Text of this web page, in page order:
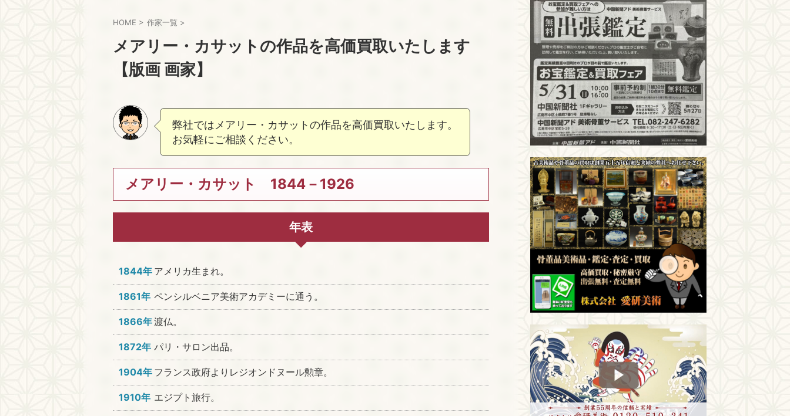
HOME > 作家一覧 >
メアリー・カサットの作品を高価買取いたします
【版画 画家】
弊社ではメアリー・カサットの作品を高価買取いたします。
お気軽にご相談ください。
メアリー・カサット 1844－1926
年表
1844年 アメリカ生まれ。
1861年 ペンシルベニア美術アカデミーに通う。
1866年渡仏。
1872年 パリ・サロン出品。
1904年 フランス政府よりレジオンドヌール勲章。
1910年 エジプト旅行。